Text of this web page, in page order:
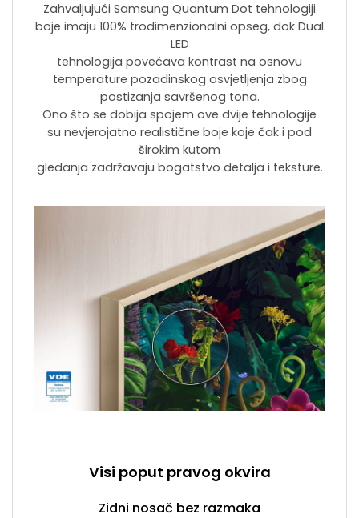
Zahvaljujući Samsung Quantum Dot tehnologiji
boje imaju 100% trodimenzionalni opseg, dok Dual
LED
tehnologija povećava kontrast na osnovu
temperature pozadinskog osvjetljenja zbog
postizanja savršenog tona.
Ono što se dobija spojem ove dvije tehnologije
su nevjerojatno realistične boje koje čak i pod
širokim kutom
gledanja zadržavaju bogatstvo detalja i teksture.
Visi poput pravog okvira
Zidni nosač bez razmaka